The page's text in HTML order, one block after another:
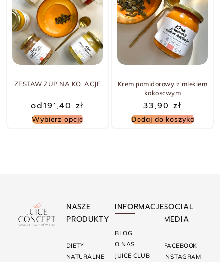
ZESTAW ZUP NA KOLACJE
od191,40 zł
Wybierz opcje
Krem pomidorowy z mlekiem
kokosowym
33,90 zł
Dodaj do koszyka
NASZE
PRODUKTY
DIETY
NATURALNE
INFORMACJE
BLOG
O NAS
JUICE CLUB
SOCIAL
MEDIA
FACEBOOK
INSTAGRAM